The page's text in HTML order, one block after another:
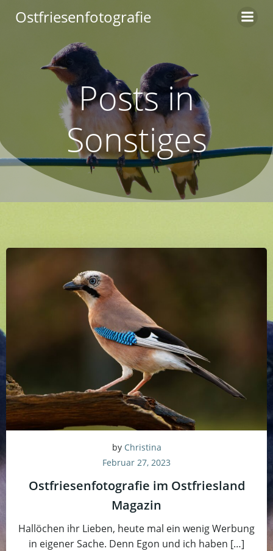
Inhalt
Ostfriesenfotografie
Posts in
Sonstiges
by Christina
Februar 27, 2023
Ostfriesenfotografie im Ostfriesland
Magazin
Hallöchen ihr Lieben, heute mal ein wenig Werbung
in eigener Sache. Denn Egon und ich haben […]